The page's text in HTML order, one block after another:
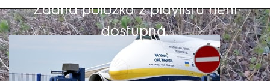
Žádná položka z playlistu není
dostupná.
Výběr redakce